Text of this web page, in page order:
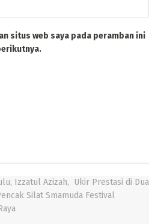
situs web saya pada peramban ini